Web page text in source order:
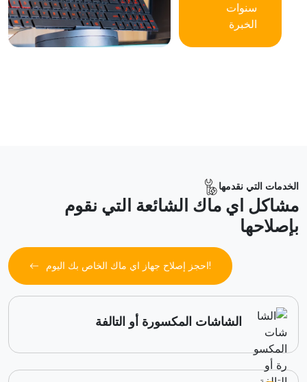
سنوات
الخبرة
الخدمات التي نقدمها
مشاكل اي ماك الشائعة التي نقوم
بإصلاحها
احجز إصلاح جهاز اي ماك الخاص بك اليوم!
الشاشات المكسورة أو التالفة